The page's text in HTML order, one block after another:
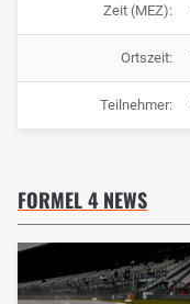
Zeit (MEZ):
Ortszeit:
Teilnehmer:
FORMEL 4 NEWS